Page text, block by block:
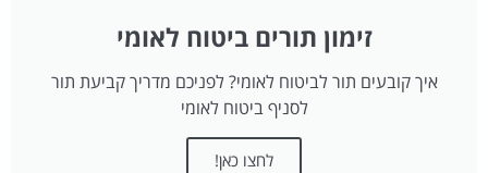
זימון תורים ביטוח לאומי
איך קובעים תור לביטוח לאומי? לפניכם מדריך קביעת תור
לסניף ביטוח לאומי
לחצו כאן!